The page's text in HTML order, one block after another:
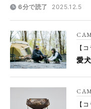
6分で読了 2025.12.5
【
愛
【